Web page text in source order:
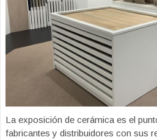
La exposición de cerámica es el
fabricantes y distribuidores con sus